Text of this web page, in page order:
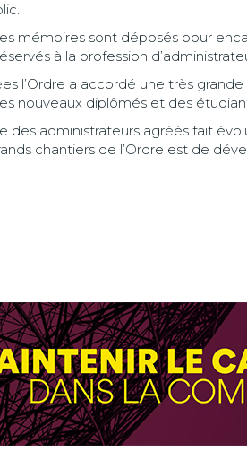
mémoires sont déposés pour
à la profession
l’Ordre a accordé une très
nouveaux diplômés et des
des administrateurs agréés fait
chantiers de l’Ordre est de